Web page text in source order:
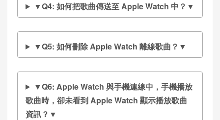
▼Q4: 如何把歌曲傳送至 Apple Watch 中？▼
▼Q5: 如何刪除 Apple Watch 離線歌曲？▼
▼Q6: Apple Watch 與手機連線中，手機播放
歌曲時，卻未看到 Apple Watch 顯示播放歌曲
資訊？▼